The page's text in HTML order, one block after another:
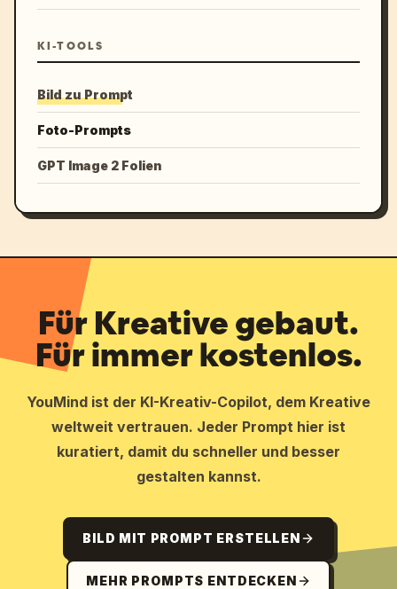
KI-TOOLS
Bild zu Prompt
Foto-Prompts
GPT Image 2 Folien
Für Kreative gebaut.
Für immer kostenlos.
YouMind ist der KI-Kreativ-Copilot, dem Kreative
weltweit vertrauen. Jeder Prompt hier ist
kuratiert, damit du schneller und besser
gestalten kannst.
BILD MIT PROMPT ERSTELLEN
MEHR PROMPTS ENTDECKEN